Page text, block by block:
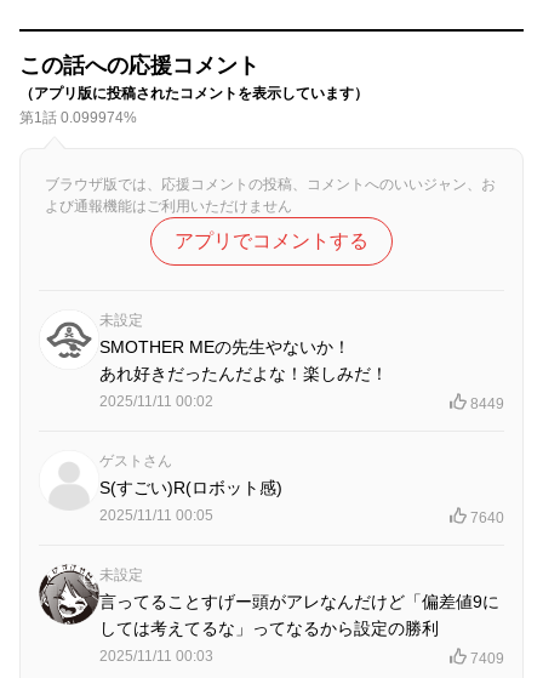
この話への応援コメント
（アプリ版に投稿されたコメントを表示しています）
第1話 0.099974%
ブラウザ版では、応援コメントの投稿、コメントへのいいジャン、お
よび通報機能はご利用いただけません
アプリでコメントする
未設定
SMOTHER MEの先生やないか！
あれ好きだったんだよな！楽しみだ！
2025/11/11 00:02 8449
ゲストさん
S(すごい)R(ロボット感)
2025/11/11 00:05 7640
未設定
言ってることすげー頭がアレなんだけど「偏差値9に
しては考えてるな」ってなるから設定の勝利
2025/11/11 00:03 7409